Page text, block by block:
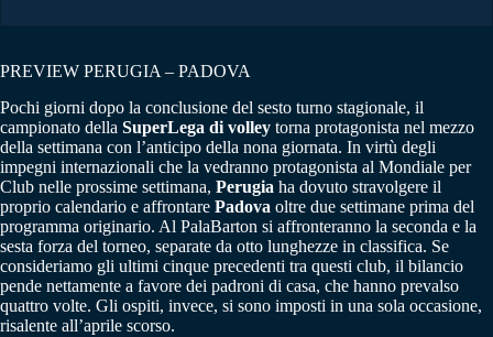
PREVIEW PERUGIA – PADOVA
Pochi giorni dopo la conclusione del sesto turno stagionale, il
campionato della SuperLega di volley torna protagonista nel mezzo
della settimana con l’anticipo della nona giornata. In virtù degli
impegni internazionali che la vedranno protagonista al Mondiale per
Club nelle prossime settimana, Perugia ha dovuto stravolgere il
proprio calendario e affrontare Padova oltre due settimane prima del
programma originario. Al PalaBarton si affronteranno la seconda e la
sesta forza del torneo, separate da otto lunghezze in classifica. Se
consideriamo gli ultimi cinque precedenti tra questi club, il bilancio
pende nettamente a favore dei padroni di casa, che hanno prevalso
quattro volte. Gli ospiti, invece, si sono imposti in una sola occasione,
risalente all’aprile scorso.